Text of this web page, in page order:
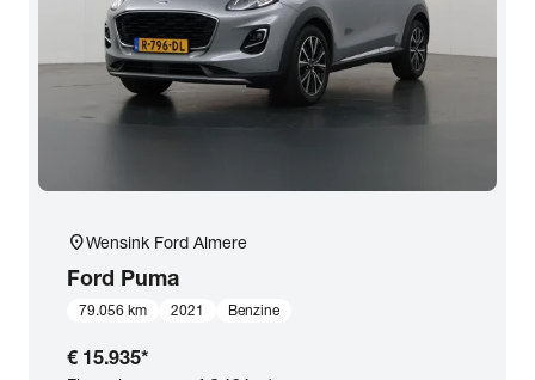
Carrosserie
Basiskleur
Aantal deuren
location_onWensink Ford Almere
Ford Puma
79.056 km 2021 Benzine
€ 15.935*